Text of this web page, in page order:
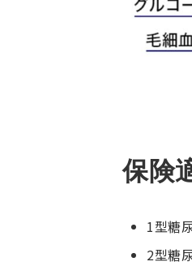
保険
1型糖
2型糖